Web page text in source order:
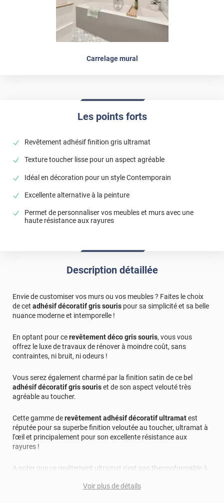
Carrelage mural
Les points forts
Revêtement adhésif finition gris ultramat
Texture toucher lisse pour un aspect agréable
Idéal en décoration pour un style Contemporain
Excellente alternative à la peinture
Permet de personnaliser vos meubles et murs avec une
haute résistance aux rayures
Description détaillée
Envie de customiser vos murs ou vos meubles ? Faites le choix
de cet adhésif décoratif gris souris pour sa simplicité et sa belle
nuance moderne et intemporelle !
En optant pour cerevêtement déco gris souris, vous vous
offrez le luxe de travaux de rénover à moindre coût, sans
contraintes, ni bruit, ni odeurs !
Vous serez également charmé par la finition satin de ce bel
adhésif décoratif gris souriset de son aspect velouté très
agréable au toucher.
Cette gamme derevêtement adhésif décoratif ultramatest
réputée pour sa superbe finition veloutée au toucher, ultramat à
l'œil et principalement pour son excellente résistance aux
rayures !
A noter que ce revêtement ultramat n'est pas thermoformable à
Voir plus de détails